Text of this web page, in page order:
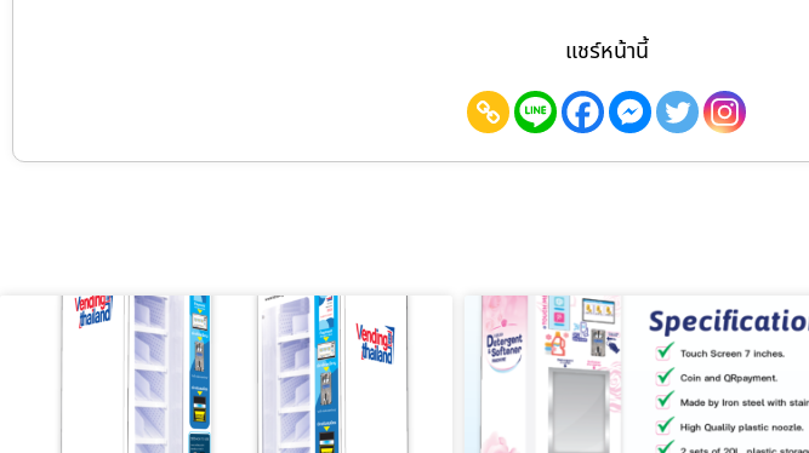
แชร์หน้านี้